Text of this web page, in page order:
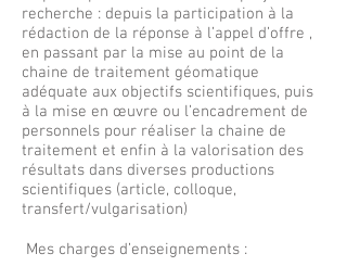
recherche : depuis la participation à la
rédaction de la réponse à l’appel d’offre ,
en passant par la mise au point de la
chaine de traitement géomatique
adéquate aux objectifs scientifiques, puis
à la mise en œuvre ou l’encadrement de
personnels pour réaliser la chaine de
traitement et enfin à la valorisation des
résultats dans diverses productions
scientifiques (article, colloque,
transfert/vulgarisation)
Mes charges d’enseignements :​